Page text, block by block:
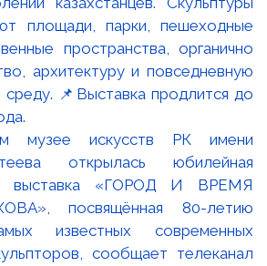
музее искусств РК имени
открылась юбилейная
выставка «ГОРОД И ВРЕМЯ
посвящённая 80-летию
известных современных
сообщает телеканал